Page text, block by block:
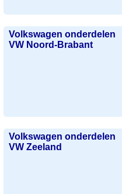
Volkswagen onderdelen
VW Noord-Brabant
Volkswagen onderdelen
VW Zeeland